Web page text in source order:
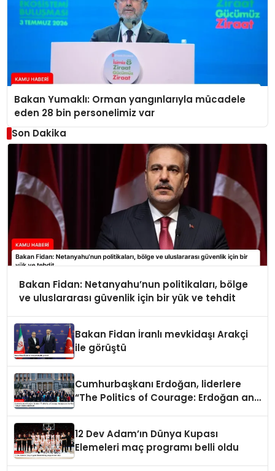
Bakan Yumaklı: Orman yangınlarıyla mücadele
eden 28 bin personelimiz var
Son Dakika
Bakan Fidan: Netanyahu’nun politikaları, bölge
ve uluslararası güvenlik için bir yük ve tehdit
Bakan Fidan İranlı mevkidaşı Arakçi
ile görüştü
Cumhurbaşkanı Erdoğan, liderlere
“The Politics of Courage: Erdoğan and
12 Dev Adam’ın Dünya Kupası
Elemeleri maç programı belli oldu